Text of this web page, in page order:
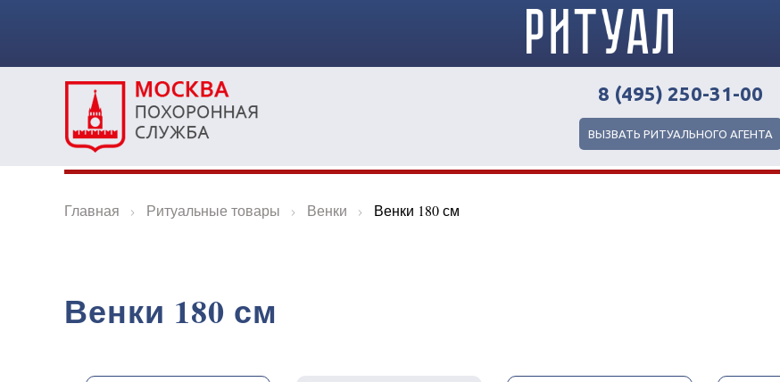
8 (495) 250-31-00
ВЫЗВАТЬ РИТУАЛЬНОГО АГЕНТА
Главная Ритуальные товары Венки Венки 180 см
Венки 180 см